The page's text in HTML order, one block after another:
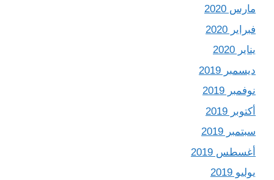
مارس 2020
فبراير 2020
يناير 2020
ديسمبر 2019
نوفمبر 2019
أكتوبر 2019
سبتمبر 2019
أغسطس 2019
يوليو 2019